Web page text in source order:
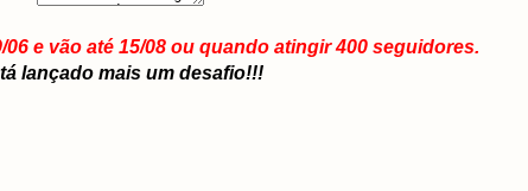
e vão até 15/08 ou quando atingir 400 seguidores.
lançado mais um desafio!!!